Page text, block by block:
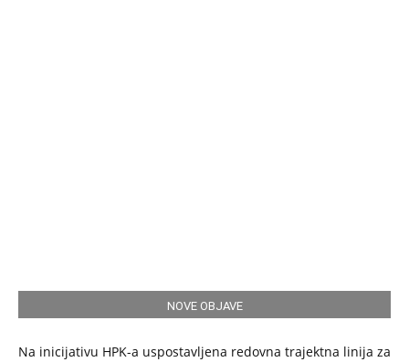
NOVE OBJAVE
Na inicijativu HPK-a uspostavljena redovna trajektna linija za